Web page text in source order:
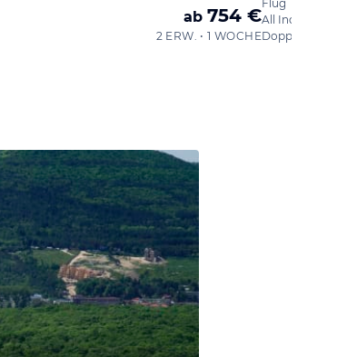
ab 754 €
2 ERW. • 1 WOCHE
Flug
All Inclusive Plus
Doppelzimmer